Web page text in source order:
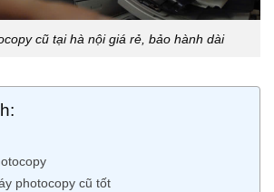
cũ tại hà nội giá rẻ, bảo hành dài
photocopy cũ tốt